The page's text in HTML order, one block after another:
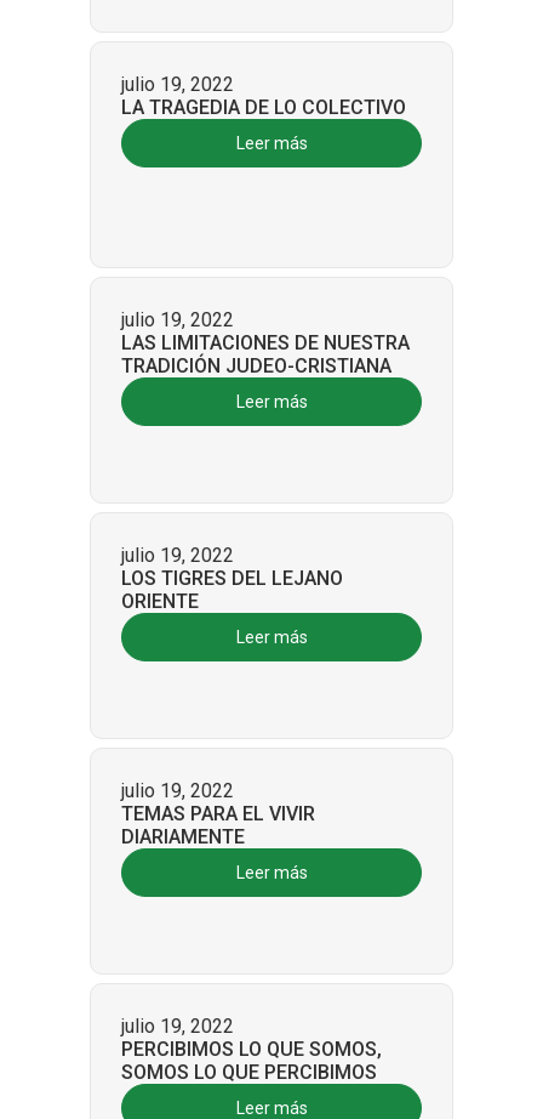
julio 19, 2022
LA TRAGEDIA DE LO COLECTIVO
Leer más
julio 19, 2022
LAS LIMITACIONES DE NUESTRA
TRADICIÓN JUDEO-CRISTIANA
Leer más
julio 19, 2022
LOS TIGRES DEL LEJANO
ORIENTE
Leer más
julio 19, 2022
TEMAS PARA EL VIVIR
DIARIAMENTE
Leer más
julio 19, 2022
PERCIBIMOS LO QUE SOMOS,
SOMOS LO QUE PERCIBIMOS
Leer más